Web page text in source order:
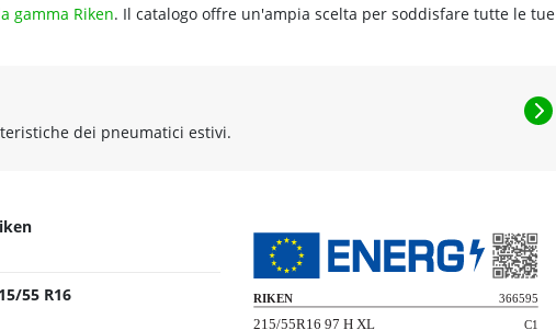
gamma Riken. Il catalogo offre un'ampia scelta per soddisfare tutte le tue
dei pneumatici estivi.
55 R16